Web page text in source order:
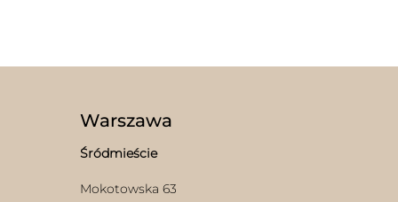
na
stronie
produktu
Warszawa
Śródmieście
Mokotowska 63